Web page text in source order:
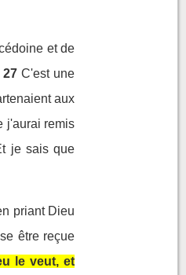
et de
27 C'est une
aux
j'aurai remis
je sais que
priant Dieu
être reçue
le veut, et